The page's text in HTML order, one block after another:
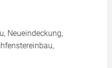
Neueindeckung,